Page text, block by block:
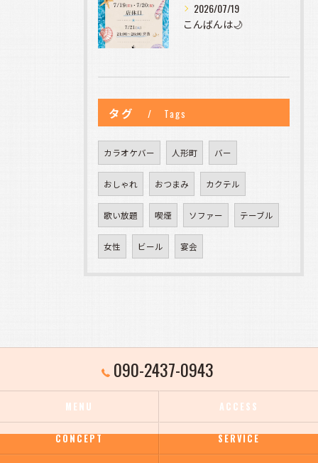
2026/07/19
こんばんは🌙
タグ Tags
カラオケバー 人形町 バー
おしゃれ おつまみ カクテル
歌い放題 喫煙 ソファー テーブル
女性 ビール 宴会
090-2437-0943
MENU ACCESS
CONCEPT SERVICE